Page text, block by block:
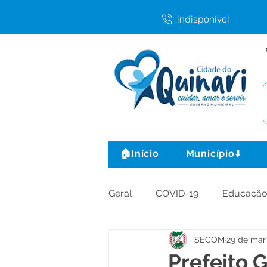
indisponível
🏠Início Município⬇️
Geral COVID-19 Educação
Agricultura e Produção
Prefeito
SECOM 29 de